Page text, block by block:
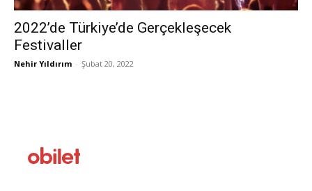
2022’de Türkiye’de Gerçekleşecek
Festivaller
Nehir Yıldırım - Şubat 20, 2022